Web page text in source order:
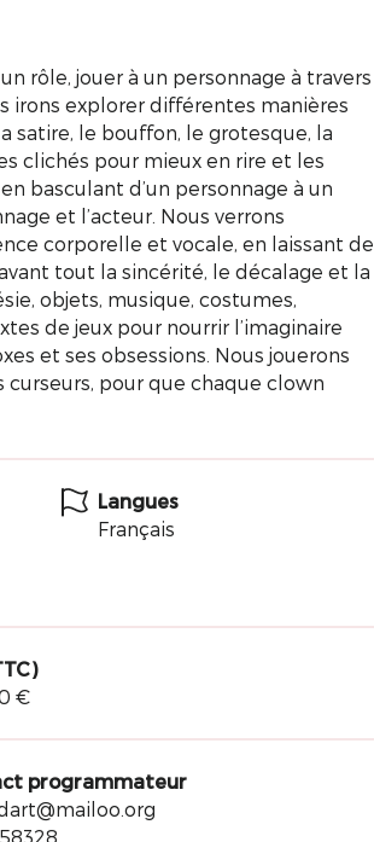
rôle, jouer à un personnage à travers
irons explorer différentes manières
satire, le bouffon, le grotesque, la
clichés pour mieux en rire et les
basculant d’un personnage à un
et l’acteur. Nous verrons
corporelle et vocale, en laissant de
tout la sincérité, le décalage et la
objets, musique, costumes,
de jeux pour nourrir l’imaginaire
et ses obsessions. Nous jouerons
pour que chaque clown
Langues
Français
€
programmateur